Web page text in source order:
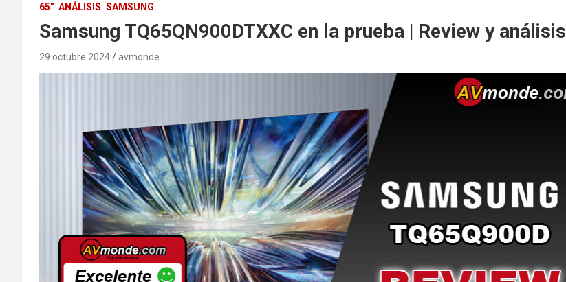
65" ANÁLISIS SAMSUNG
Samsung TQ65QN900DTXXC en la prueba | Review y análisis
29 octubre 2024 avmonde